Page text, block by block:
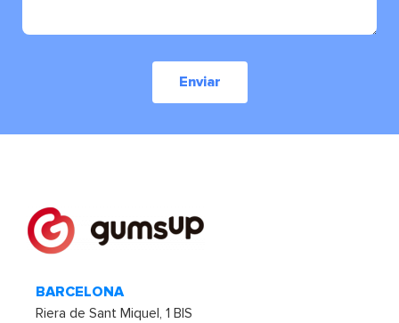
Enviar
BARCELONA
Riera de Sant Miquel, 1 BIS